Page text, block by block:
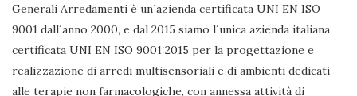
Generali Arredamenti è un´azienda certificata UNI EN ISO
9001 dall´anno 2000, e dal 2015 siamo l´unica azienda italiana
certificata UNI EN ISO 9001:2015 per la progettazione e
realizzazione di arredi multisensoriali e di ambienti dedicati
alle terapie non farmacologiche, con annessa attività di